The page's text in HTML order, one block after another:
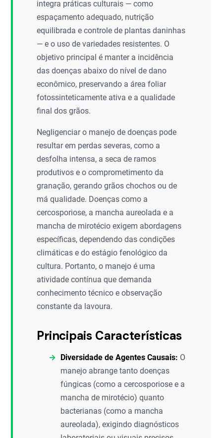
integra práticas culturais — como
espaçamento adequado, nutrição
equilibrada e controle de plantas daninhas
— e o uso de variedades resistentes. O
objetivo principal é manter a incidência
das doenças abaixo do nível de dano
econômico, preservando a área foliar
fotossinteticamente ativa e a qualidade
final dos grãos.
Negligenciar o manejo de doenças pode
resultar em perdas severas, como a
desfolha intensa, a seca de ramos
produtivos e o comprometimento da
granação, gerando grãos chochos ou de
má qualidade. Doenças como a
cercosporiose, a mancha aureolada e a
mancha de mirotécio exigem abordagens
específicas, dependendo das condições
climáticas e do estágio fenológico da
cultura. Portanto, o manejo é uma
atividade contínua que demanda
conhecimento técnico e observação
constante da lavoura.
Principais Características
Diversidade de Agentes Causais: O
manejo abrange tanto doenças
fúngicas (como a cercosporiose e a
mancha de mirotécio) quanto
bacterianas (como a mancha
aureolada), exigindo diagnósticos